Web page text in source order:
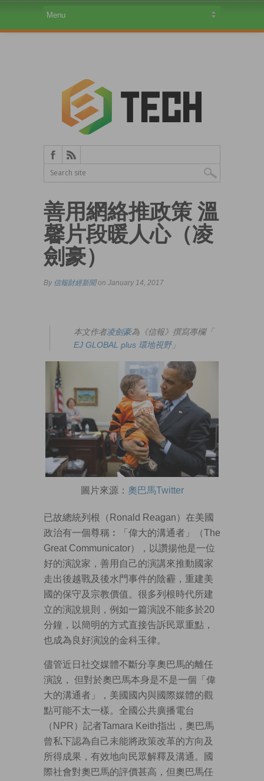
善用網絡推政策 溫
馨片段暖人心（凌
劍豪）
By 信報財經新聞on January 14, 2017
本文作者凌劍豪為《信報》撰寫專欄「
EJ GLOBAL plus 環地視野」
圖片來源： 奧巴馬Twitter
已故總統列根（Ronald Reagan）在美國
政治有一個尊稱︰「偉大的溝通者」（The
Great Communicator），以讚揚他是一位
好的演說家，善用自己的演講來推動國家
走出後越戰及後水門事件的陰霾，重建美
國的保守及宗教價值。很多列根時代所建
立的演說規則，例如一篇演說不能多於20
分鐘，以簡明的方式直接告訴民眾重點，
也成為良好演說的金科玉律。
儘管近日社交媒體不斷分享奧巴馬的離任
演說， 但對於奧巴馬本身是不是一個「偉
大的溝通者」，美國國內與國際媒體的觀
點可能不太一樣。全國公共廣播電台
（NPR）記者Tamara Keith指出，奧巴馬
曾私下認為自己未能將政策改革的方向及
所得成果，有效地向民眾解釋及溝通。國
際社會對奧巴馬的評價甚高，但奧巴馬任